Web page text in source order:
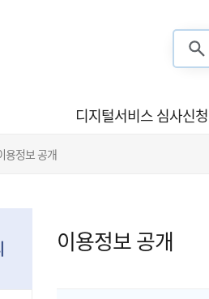
디지털서비스 심사신청
용정보 공개
이용정보 공개